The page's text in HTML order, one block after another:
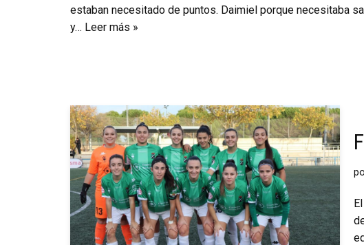
estaban necesitado de puntos. Daimiel porque necesitaba
y… Leer más »